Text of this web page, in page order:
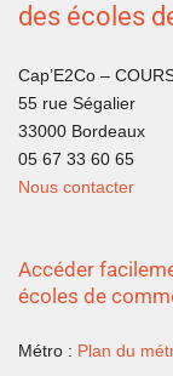
des écoles
Cap’E2Co –
55 rue Ségalier
33000 Bordeaux
05 67 33 60 65
Nous contacter
Accéder
écoles de
Métro : Plan du